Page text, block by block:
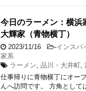
今日のラーメン：横
大輝家（青物横丁）
2023/11/16 -インスパ
家系
ラーメン, 品川・大井町,
仕事帰りに青物横丁にオー
んへ訪問です。 方角として